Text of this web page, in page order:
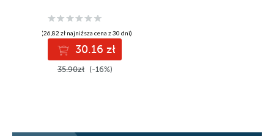
(26,82 zł najniższa cena z 30 dni)
30.16 zł
35.90zł (-16%)